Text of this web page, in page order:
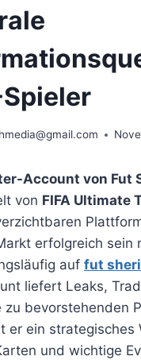
Account von Fut
von FIFA Ultimate
erfolgreich sein
auf fut
liefert Leaks,
zu bevorstehenden
er ein strategisches
und wichtige